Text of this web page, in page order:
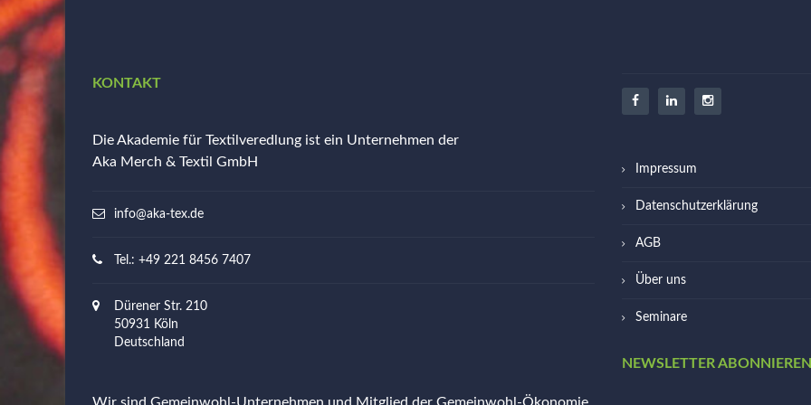
KONTAKT
Die Akademie für Textilveredlung ist ein Unternehmen der
Aka Merch & Textil GmbH
info@aka-tex.de
Tel.: +49 221 8456 7407
Dürener Str. 210
50931 Köln
Deutschland
Wir sind Gemeinwohl-Unternehmen und Mitglied der Gemeinwohl-Ökonomie
Impressum
Datenschutzerklärung
AGB
Über uns
Seminare
NEWSLETTER ABONNIEREN